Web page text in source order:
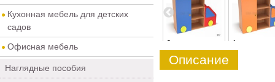
Кухонная мебель для детских
садов
Офисная мебель
Наглядные пособия
4 0 1
Описание